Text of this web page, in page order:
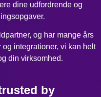
dine udfordrende og
og har mange års
integrationer, vi kan helt
din virksomhed.
by